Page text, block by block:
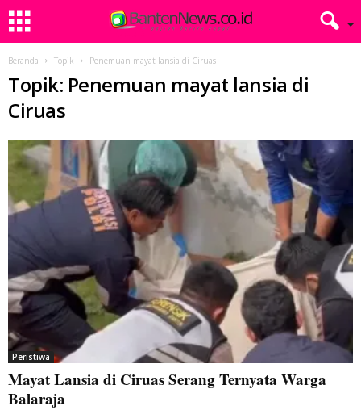
Beranda Topik Penemuan mayat lansia di Ciruas
Topik: Penemuan mayat lansia di
Ciruas
Peristiwa
Mayat Lansia di Ciruas Serang Ternyata Warga
Balaraja